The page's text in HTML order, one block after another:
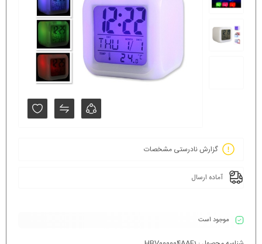
گزارش نادرستی مشخصات
آماده ارسال
موجود است